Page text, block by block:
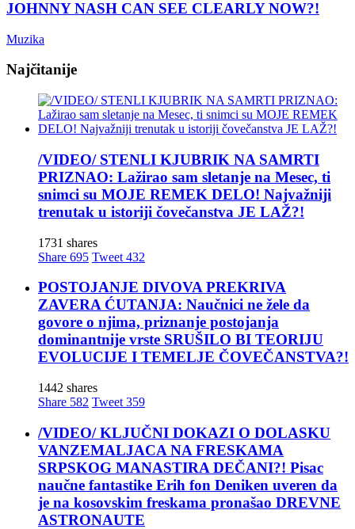
JOHNNY NASH CAN SEE CLEARLY NOW?!
Muzika
Najčitanije
/VIDEO/ STENLI KJUBRIK NA SAMRTI
PRIZNAO: Lažirao sam sletanje na Mesec, ti
snimci su MOJE REMEK DELO! Najvažniji
trenutak u istoriji čovečanstva JE LAŽ?!
1731 shares
Share 695 Tweet 432
POSTOJANJE DIVOVA PREKRIVA
ZAVERA ĆUTANJA: Naučnici ne žele da
govore o njima, priznanje postojanja
dominantnije vrste SRUŠILO BI TEORIJU
EVOLUCIJE I TEMELJE ČOVEČANSTVA?!
1442 shares
Share 582 Tweet 359
/VIDEO/ KLJUČNI DOKAZI O DOLASKU
VANZEMALJACA NA FRESKAMA
SRPSKOG MANASTIRA DEČANI?! Pisac
naučne fantastike Erih fon Deniken uveren da
je na kosovskim freskama pronašao DREVNE
ASTRONAUTE